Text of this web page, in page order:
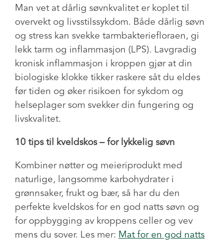
Man vet at dårlig søvnkvalitet er koplet til
overvekt og livsstilssykdom. Både dårlig søvn
og stress kan svekke tarmbakteriefloraen, gi
lekk tarm og inflammasjon (LPS). Lavgradig
kronisk inflammasjon i kroppen gjør at din
biologiske klokke tikker raskere såt du eldes
før tiden og øker risikoen for sykdom og
helseplager som svekker din fungering og
livskvalitet.
10 tips til kveldskos – for lykkelig søvn
Kombiner nøtter og meieriprodukt med
naturlige, langsomme karbohydrater i
grønnsaker, frukt og bær, så har du den
perfekte kveldskos for en god natts søvn og
for oppbygging av kroppens celler og vev
mens du sover. Les mer: Mat for en god natts